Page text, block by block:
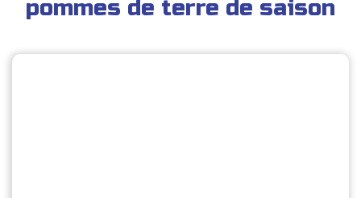
pommes de terre de saison